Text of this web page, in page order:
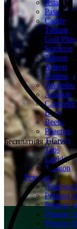
Jetta
Passat CC
Caddy
Touran
Golf Plus
Scirocco
Tayron
Arteon
Teramont
Tavendor
Amarok
Caravelle
Bora
Beetle
Phaeton
T-Cross
Taos
Lavida
Talagon
Ремонт
Ремонт
Ремонт
Ремонт
Ремонт
Бесплатная